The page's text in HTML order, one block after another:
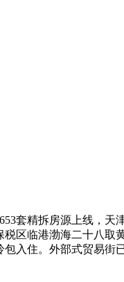
精拆房源上线，天
区临港渤海二十八
入住。外部式贸易街